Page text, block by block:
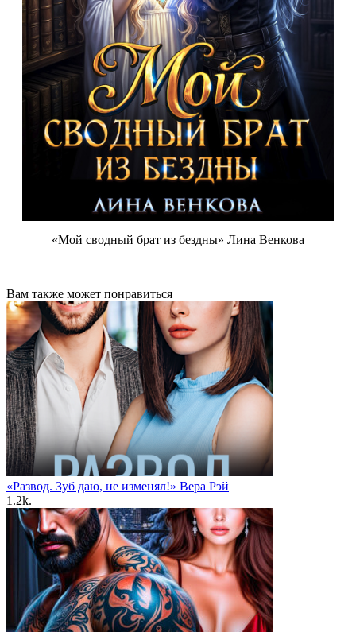
«Мой сводный брат из бездны» Лина Венкова
Вам также может понравиться
«Развод. Зуб даю, не изменял!» Вера Рэй
1.2k.